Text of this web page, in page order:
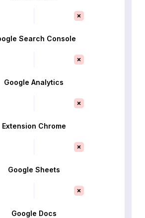
Search Console
Google Analytics
Extension Chrome
Google Sheets
Google Docs